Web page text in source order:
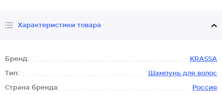
Характеристики товара
Бренд: KRASSA
Тип: Шампунь для волос
Страна бренда: Россия